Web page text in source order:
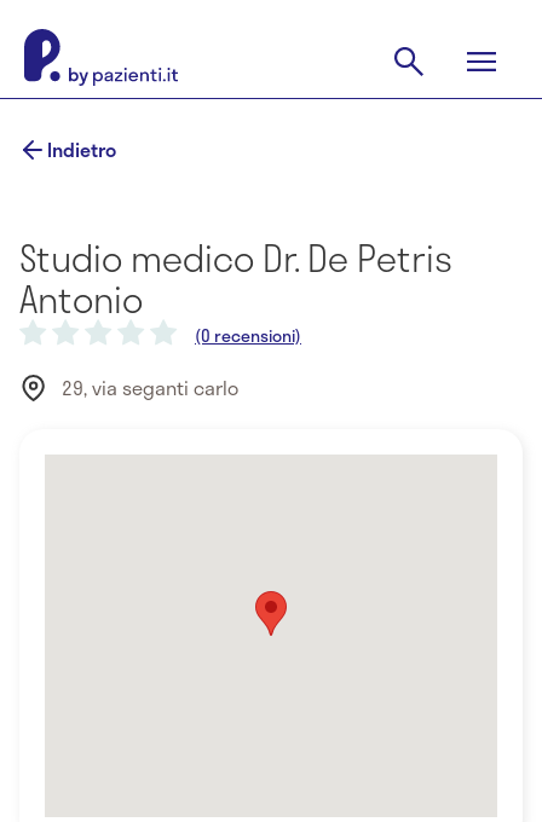
Indietro
Studio medico Dr. De Petris
Antonio
(0 recensioni)
29, via seganti carlo